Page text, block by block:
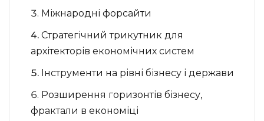
Міжнародні форсайти
Стратегічний трикутник для
архітекторів економічних систем
Інструменти на рівні бізнесу і держави
Розширення горизонтів бізнесу,
фрактали в економіці